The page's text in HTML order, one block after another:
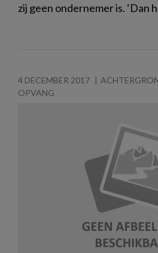
zij geen ondernemer is. ‘Dan
4 DECEMBER 2017
OPVANG